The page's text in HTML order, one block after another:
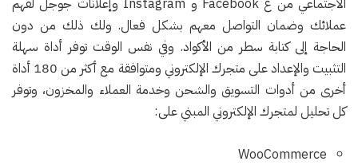
عملائك وضمان التواصل معهم بشكل فعال. ولك ذلك من دون
الحاجة إلى كتابة سطر من الأكواد. وفي نفس الوقت توفر أداة سهلة
التثبيت والإعداد على متجرك الإلكتروني ومتوافقة مع أكثر من 180 أداة
أخرى من أدوات التسويق والشحن وخدمة العملاء والمخزون، وتوفر
كل تحليل لمتجرك الإلكتروني المبني على:
WooCommerce